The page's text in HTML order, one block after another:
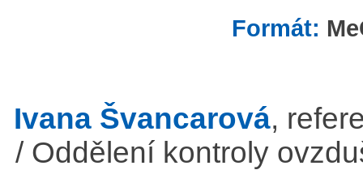
Formát:
Ivana Švancarová,
/ Oddělení kontroly